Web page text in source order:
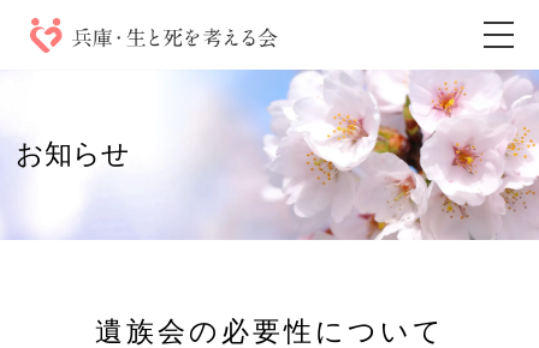
お知らせ
遺族会の必要性について